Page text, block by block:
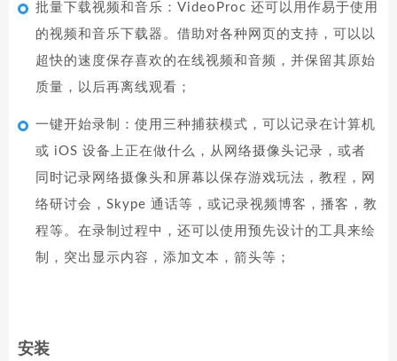
批量下载视频和音乐：VideoProc 还可以用作易于使用
的视频和音乐下载器。借助对各种网页的支持，可以以
超快的速度保存喜欢的在线视频和音频，并保留其原始
质量，以后再离线观看；
一键开始录制：使用三种捕获模式，可以记录在计算机
或 iOS 设备上正在做什么，从网络摄像头记录，或者
同时记录网络摄像头和屏幕以保存游戏玩法，教程，网
络研讨会，Skype 通话等，或记录视频博客，播客，教
程等。在录制过程中，还可以使用预先设计的工具来绘
制，突出显示内容，添加文本，箭头等；
安装